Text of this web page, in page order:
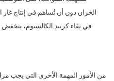
من الأمور المهمة الأخرى التي يجب